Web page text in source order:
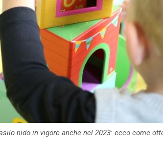
nido in vigore anche nel 2023: ecco come